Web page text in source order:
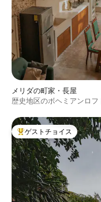
メリダの町家・長屋
歴史地区のボヘミアンロ
大好評のゲストチョイスで
ゲストチョイス